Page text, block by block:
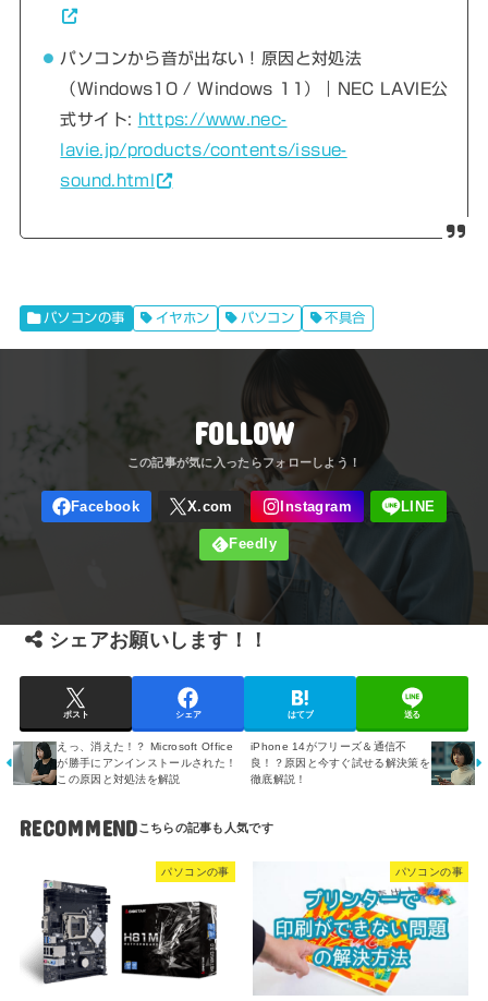
パソコンから音が出ない！原因と対処法
（Windows10 / Windows 11）｜NEC LAVIE公
式サイト: https://www.nec-
lavie.jp/products/contents/issue-
sound.html
パソコンの事 イヤホン パソコン 不具合
FOLLOW
シェアお願いします！！
ポスト シェア はてブ 送る
iPhone 14がフリーズ＆通信不
良！？原因と今すぐ試せる解決策を
徹底解説！
えっ、消えた！？ Microsoft Office
が勝手にアンインストールされた！
この原因と対処法を解説
RECOMMEND
パソコンの事 パソコンの事